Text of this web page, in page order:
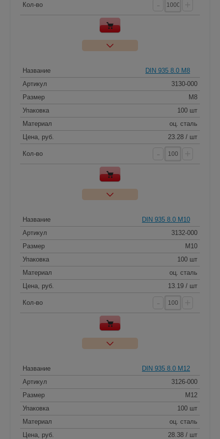
Кол-во
Название
DIN 935 8.0 M8
Артикул
3130-000
Размер
M8
Упаковка
100 шт
Материал
оц. сталь
Цена, руб.
23.28 / шт
Кол-во
Название
DIN 935 8.0 M10
Артикул
3132-000
Размер
M10
Упаковка
100 шт
Материал
оц. сталь
Цена, руб.
13.19 / шт
Кол-во
Название
DIN 935 8.0 M12
Артикул
3126-000
Размер
M12
Упаковка
100 шт
Материал
оц. сталь
Цена, руб.
28.38 / шт